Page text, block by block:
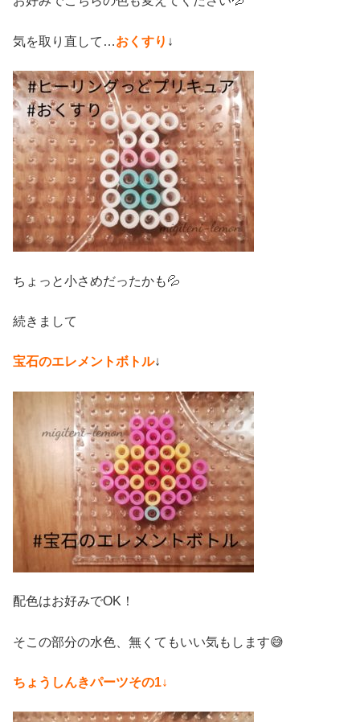
気を取り直して…おくすり ↓
ちょっと小さめだったかも💦
続きまして
宝石のエレメントボトル↓
配色はお好みでOK！
そこの部分の水色、無くてもいい気もします😅
ちょうしんきパーツその1↓